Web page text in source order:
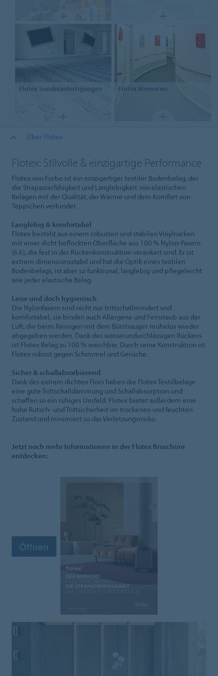
Flotex Sonderanfertigungen Flotex Memories
Über Flotex
Flotex: Stilvolle & einzigartige Performance
Flotex von Forbo ist ein einzigartiger textiler Bodenbelag, der
die Strapazierfähigkeit und Langlebigkeit von elastischen
Belägen mit der Qualität, der Wärme und dem Komfort von
Teppichen verbindet.
Langlebig & komfortabel
Flotex besteht aus einem robusten und stabilen Vinylrücken
mit einer dicht beflockten Oberfläche aus 100 % Nylon-Fasern
(6.6), die fest in der Rückenkonstruktion verankert sind. Er ist
extrem dimensionsstabil und hat die Optik eines textilen
Bodenbelags, ist aber so funktional, langlebig und pflegeleicht
wie jeder elastische Belag.
Leise und doch hygienisch
Die Nylonfasern sind nicht nur trittschallmindert und
komfortabel, sie binden auch Allergene und Feinstaub aus der
Luft, die beim Reinigen mit dem Bürstsauger mühelos wieder
abgegeben werden. Dank des wasserundurchlässigen Rückens
ist Flotex Belag zu 100 % waschbar. Durch seine Konstruktion ist
Flotex robust gegen Schimmel und Gerüche.
Sicher & schallabsorbierend
Dank des extrem dichten Flors haben die Flotex Textilbeläge
eine gute Trittschalldämmung und Schallabsorption und
schaffen so ein ruhiges Umfeld. Flotex bietet außerdem eine
hohe Rutsch- und Trittsicherheit im trockenen und feuchten
Zustand und minimiert so das Verletzungsrisiko.
Jetzt noch mehr Informationen in der Flotex Broschüre
entdecken: